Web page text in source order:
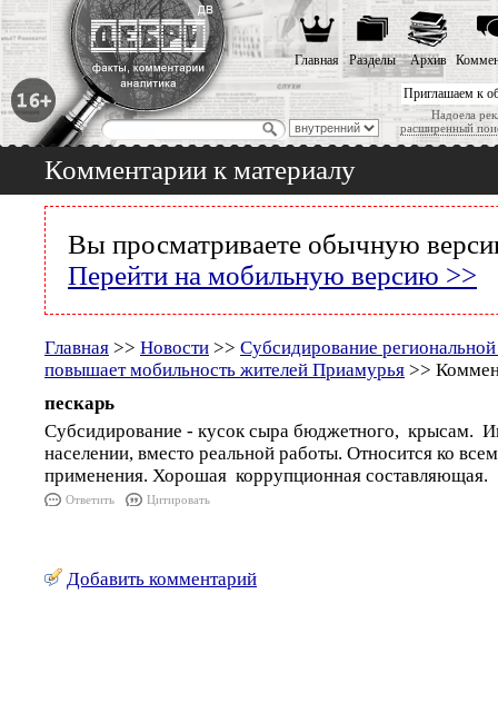
Приглашаем к
Надоела
расширенный
Главная Разделы Архив
Комментарии к материалу
Вы просматриваете обычную
Перейти на мобильную версию >>
Главная >> Новости >> Субсидирование
повышает мобильность жителей Приамурья >>
пескарь
Субсидирование - кусок сыра бюджетного, крысам.
населении, вместо реальной работы. Относится ко
применения. Хорошая коррупционная составляющая.
Ответить Цитировать
Добавить комментарий